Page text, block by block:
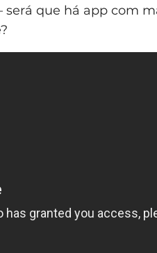
será que há app com